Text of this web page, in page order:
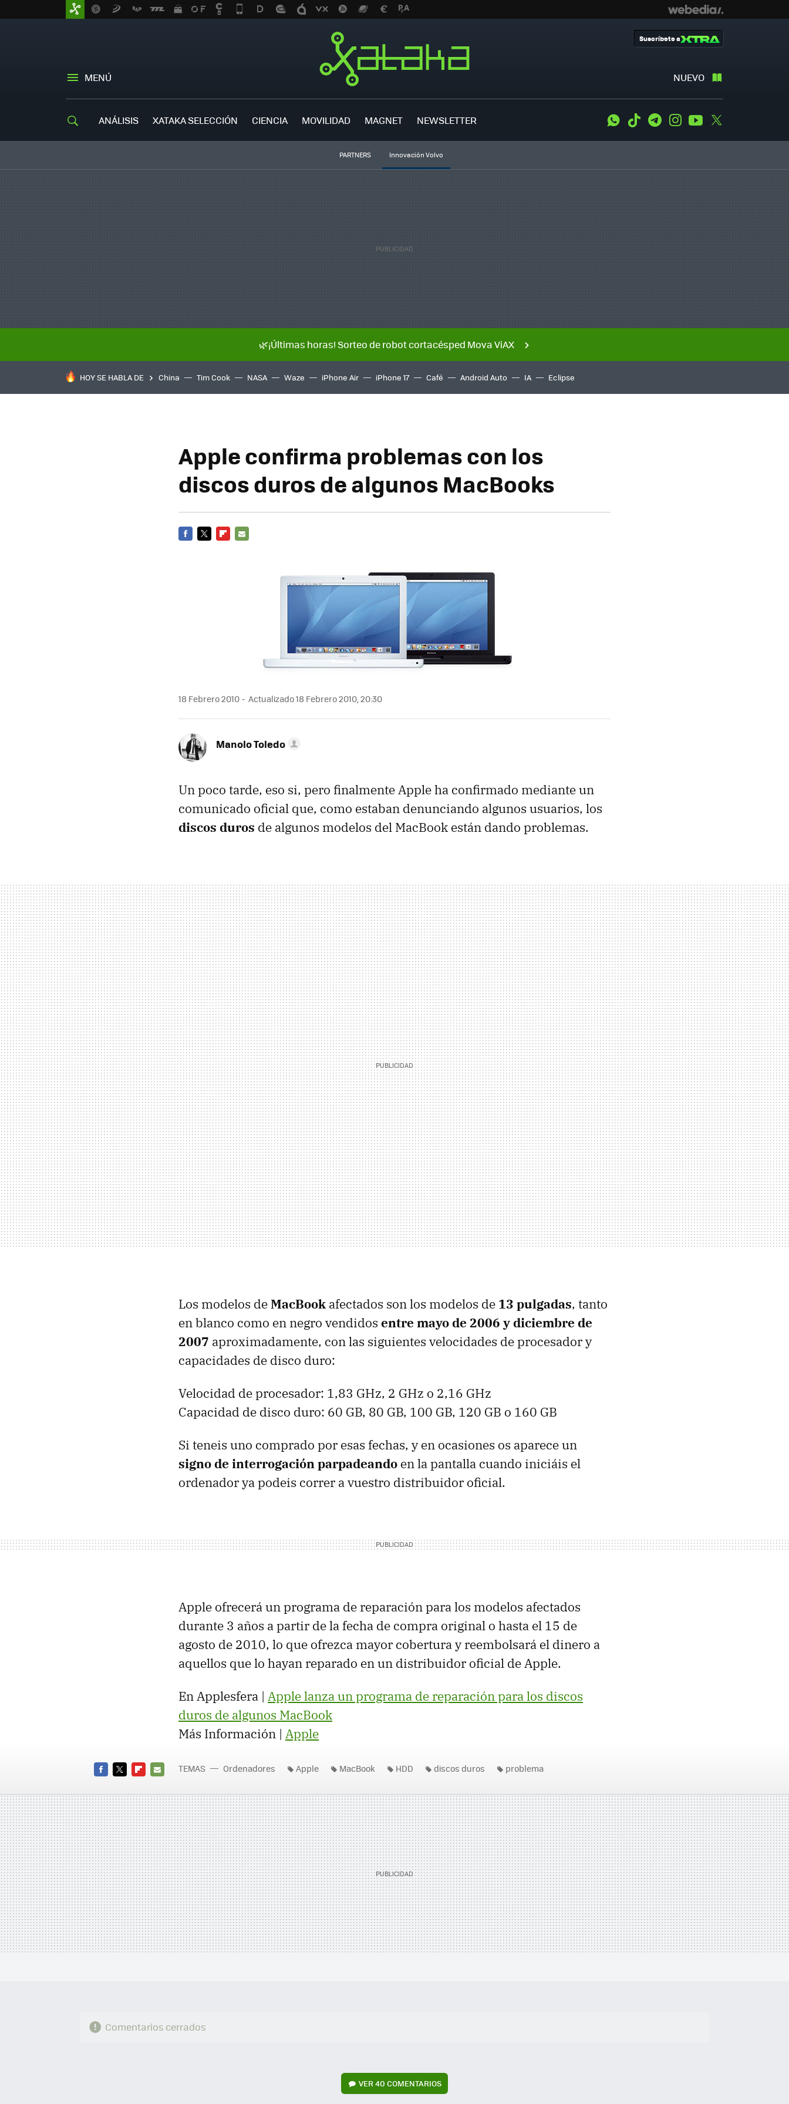
MENÚ NUEVO
Suscríbete a
ANÁLISIS XATAKA SELECCIÓN CIENCIA MOVILIDAD MAGNET NEWSLETTER WhatsApp
Tiktok TelegramInstagramYoutube
PARTNERS Innovación Volvo
🌿¡Últimas horas! Sorteo de robot cortacésped Mova ViAX
HOY SE HABLA DE China Tim Cook NASA Waze iPhone Air iPhone 17 Café Android Auto IA Eclipse
Apple confirma problemas con los
discos duros de algunos MacBooks
18 Febrero 2010 Actualizado 18 Febrero 2010, 20:30
Manolo Toledo
Un poco tarde, eso si, pero finalmente Apple ha confirmado mediante un
comunicado oficial que, como estaban denunciando algunos usuarios, los
discos duros de algunos modelos del MacBook están dando problemas.
Los modelos deMacBook afectados son los modelos de 13 pulgadas, tanto
en blanco como en negro vendidos entre mayo de 2006 y diciembre de
2007 aproximadamente, con las siguientes velocidades de procesador y
capacidades de disco duro:
Velocidad de procesador: 1,83 GHz, 2 GHz o 2,16 GHz
Capacidad de disco duro: 60 GB, 80 GB, 100 GB, 120 GB o 160 GB
Si teneis uno comprado por esas fechas, y en ocasiones os aparece un
signo de interrogación parpadeando en la pantalla cuando iniciáis el
ordenador ya podeis correr a vuestro distribuidor oficial.
Apple ofrecerá un programa de reparación para los modelos afectados
durante 3 años a partir de la fecha de compra original o hasta el 15 de
agosto de 2010, lo que ofrezca mayor cobertura y reembolsará el dinero a
aquellos que lo hayan reparado en un distribuidor oficial de Apple.
En Applesfera | Apple lanza un programa de reparación para los discos
duros de algunos MacBook
Más Información | Apple
MAIL
TEMAS Ordenadores Apple MacBook HDD discos duros problema
Comentarios cerrados
VER40 COMENTARIOS